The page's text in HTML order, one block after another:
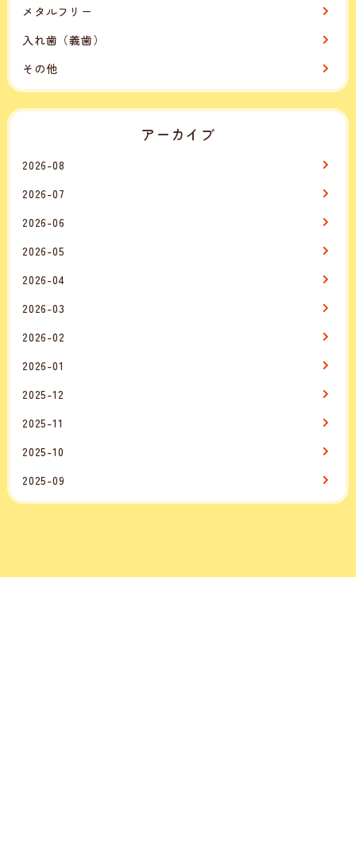
メタルフリー
入れ歯（義歯）
その他
アーカイブ
2026-08
2026-07
2026-06
2026-05
2026-04
2026-03
2026-02
2026-01
2025-12
2025-11
2025-10
2025-09